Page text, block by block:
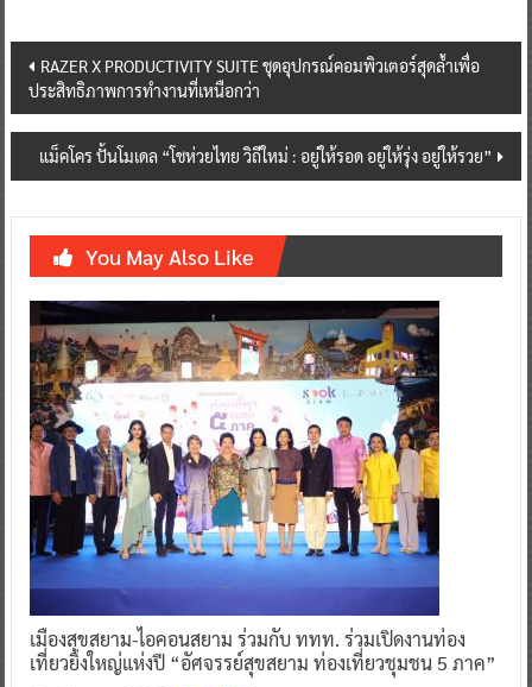
Post
navigation
RAZER X PRODUCTIVITY SUITE ชุดอุปกรณ์คอมพิวเตอร์สุดล้ำเพื่อ
ประสิทธิภาพการทำงานที่เหนือกว่า
แม็คโคร ปั้นโมเดล “โชห่วยไทย วิถีใหม่ : อยู่ให้รอด อยู่ให้รุ่ง อยู่ให้รวย”
You May Also Like
เมืองสุขสยาม-ไอคอนสยาม ร่วมกับ ททท. ร่วมเปิดงานท่อง
เที่ยวยิ่งใหญ่แห่งปี “อัศจรรย์สุขสยาม ท่องเที่ยวชุมชน 5 ภาค”